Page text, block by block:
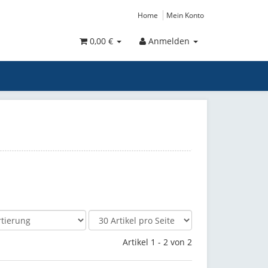
Home Mein Konto
Anmelden
0,00 €
Artikel 1 - 2 von 2